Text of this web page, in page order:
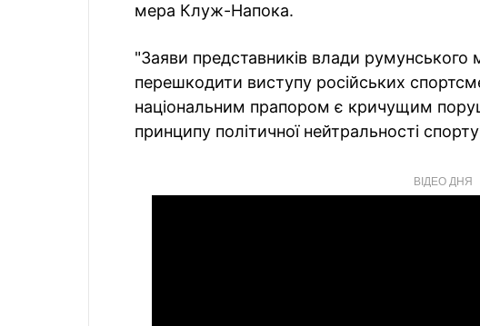
мера Клуж-Напока.
"Заяви представників влади румунського
перешкодити виступу російських
національним прапором є кричущим
принципу політичної нейтральності
ВІДЕО ДНЯ